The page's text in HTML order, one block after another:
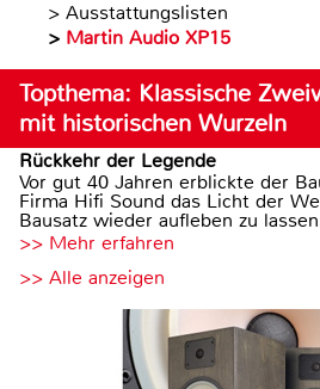
> Ausstattungslisten
> Martin Audio XP15
Topthema: Klassische
mit historischen Wurzeln
Rückkehr der Legende
Vor gut 40 Jahren erblickte der
Firma Hifi Sound das Licht der
Bausatz wieder aufleben zu
>> Mehr erfahren
>> Alle anzeigen